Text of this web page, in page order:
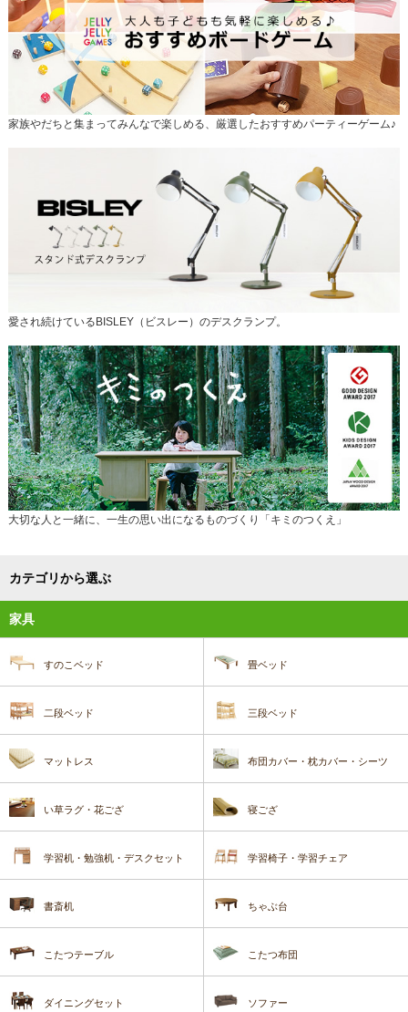
家族やだちと集まってみんなで楽しめる、厳選したおすすめパーティーゲーム♪
愛され続けているBISLEY（ビスレー）のデスクランプ。
大切な人と一緒に、一生の思い出になるものづくり「キミのつくえ」
カテゴリから選ぶ
家具
すのこベッド 畳ベッド
二段ベッド 三段ベッド
マットレス 布団カバー・枕カバー・シーツ
い草ラグ・花ござ 寝ござ
学習机・勉強机・デスクセット 学習椅子・学習チェア
書斎机 ちゃぶ台
こたつテーブル こたつ布団
ダイニングセット ソファー